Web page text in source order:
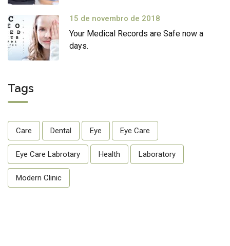
15 de novembro de 2018
Your Medical Records are Safe now a
days.
Tags
Care Dental Eye Eye Care
Eye Care Labrotary Health Laboratory
Modern Clinic